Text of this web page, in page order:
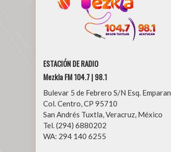
ESTACIÓN DE RADIO
Mezkla FM 104.7 | 98.1
Bulevar 5 de Febrero S/N Esq. Emparan
Col. Centro, CP 95710
San Andrés Tuxtla, Veracruz, México
Tel. (294) 6880202
WA: 294 140 6255